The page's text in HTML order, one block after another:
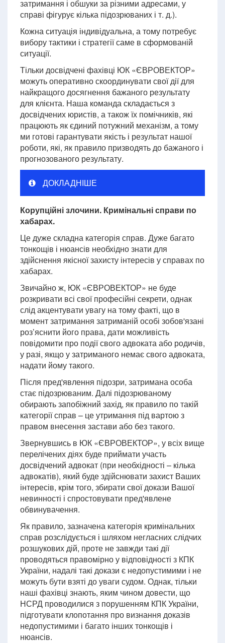
затримання і обшуки за різними адресами, у
справі фігурує кілька підозрюваних і т. д.).
Кожна ситуація індивідуальна, а тому потребує
вибору тактики і стратегії саме в сформованій
ситуації.
Тільки досвідчені фахівці ЮК «ЄВРОВЕКТОР»
можуть оперативно скоординувати свої дії для
найкращого досягнення бажаного результату
для клієнта. Наша команда складається з
досвідчених юристів, а також їх помічників, які
працюють як єдиний потужний механізм, а тому
ми готові гарантувати якість і результат нашої
роботи, які, як правило призводять до бажаного і
прогнозованого результату.
ДОКЛАДНІШЕ
Корупційні злочини. Кримінальні справи по
хабарах.
Це дуже складна категорія справ. Дуже багато
тонкощів і нюансів необхідно знати для
здійснення якісної захисту інтересів у справах по
хабарах.
Звичайно ж, ЮК «ЄВРОВЕКТОР» не буде
розкривати всі свої професійні секрети, однак
слід акцентувати увагу на тому факті, що в
момент затримання затриманій особі зобов'язані
роз’яснити його права, дати можливість
повідомити про події свого адвоката або родичів,
у разі, якщо у затриманого немає свого адвоката,
надати йому такого.
Після пред'явлення підозри, затримана особа
стає підозрюваним. Далі підозрюваному
обирають запобіжний захід, як правило по такій
категорії справ – це утримання під вартою з
правом внесення застави або без такого.
Звернувшись в ЮК «ЄВРОВЕКТОР», у всіх вище
перелічених діях буде приймати участь
досвідчений адвокат (при необхідності – кілька
адвокатів), який буде здійснювати захист Ваших
інтересів, крім того, збирати свої докази Вашої
невинності і спростовувати пред'явлене
обвинувачення.
Як правило, зазначена категорія кримінальних
справ розслідується і шляхом негласних слідчих
розшукових дій, проте не завжди такі дії
проводяться правомірно у відповідності з КПК
України, надалі такі докази є недопустимими і не
можуть бути взяті до уваги судом. Однак, тільки
наші фахівці знають, яким чином довести, що
НСРД проводилися з порушенням КПК України,
підготувати клопотання про визнання доказів
недопустимими і багато інших тонкощів і
нюансів.